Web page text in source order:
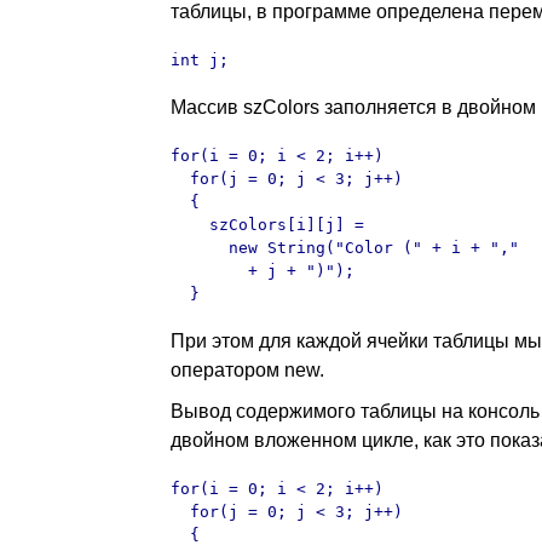
таблицы, в программе определена
int j;
Массив szColors заполняется в
for(i = 0; i < 2; i++)
  for(j = 0; j < 3; j++)
  {
    szColors[i][j] =
      new String("Color (" + i + ","
        + j + ")");
  }
При этом для каждой ячейки таблицы
оператором new.
Вывод содержимого таблицы на
двойном вложенном цикле, как это
for(i = 0; i < 2; i++)
  for(j = 0; j < 3; j++)
  {